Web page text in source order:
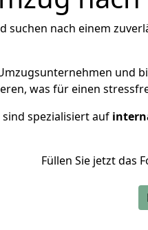
suchen nach einem
und
was für einen
spezialisiert auf
Füllen Sie jetzt das